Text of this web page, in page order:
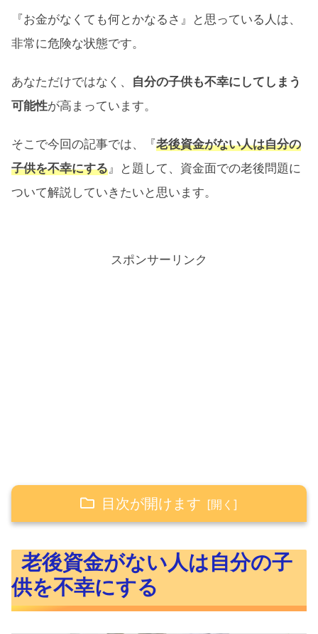
『お金がなくても何とかなるさ』と思っている人は、
非常に危険な状態です。
あなただけではなく、 自分の子供も不幸にしてしまう
可能性が高まっています。
そこで今回の記事では、『老後資金がない人は自分の
子供を不幸にする』と題して、資金面での老後問題に
ついて解説していきたいと思います。
スポンサーリンク
目次が開けます
老後は2,000万円では不足する
日本人の平均寿命の推移
老後2,000万円問題とは
老後資金がない人は自分の子
供を不幸にする